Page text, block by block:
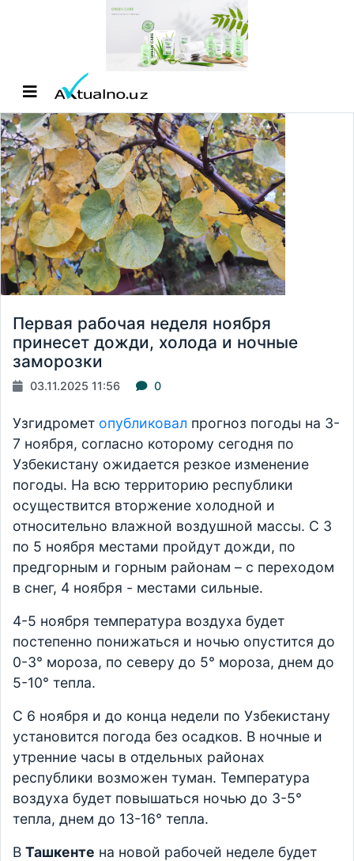
Первая рабочая неделя ноября
принесет дожди, холода и ночные
заморозки
03.11.2025 11:56 0
Узгидромет опубликовал прогноз погоды на 3-
7 ноября, согласно которому сегодня по
Узбекистану ожидается резкое изменение
погоды. На всю территорию республики
осуществится вторжение холодной и
относительно влажной воздушной массы. С 3
по 5 ноября местами пройдут дожди, по
предгорным и горным районам – с переходом
в снег, 4 ноября - местами сильные.
4-5 ноября температура воздуха будет
постепенно понижаться и ночью опустится до
0-3° мороза, по северу до 5° мороза, днем до
5-10° тепла.
С 6 ноября и до конца недели по Узбекистану
установится погода без осадков. В ночные и
утренние часы в отдельных районах
республики возможен туман. Температура
воздуха будет повышаться ночью до 3-5°
тепла, днем до 13-16° тепла.
В Ташкенте на новой рабочей неделе будет